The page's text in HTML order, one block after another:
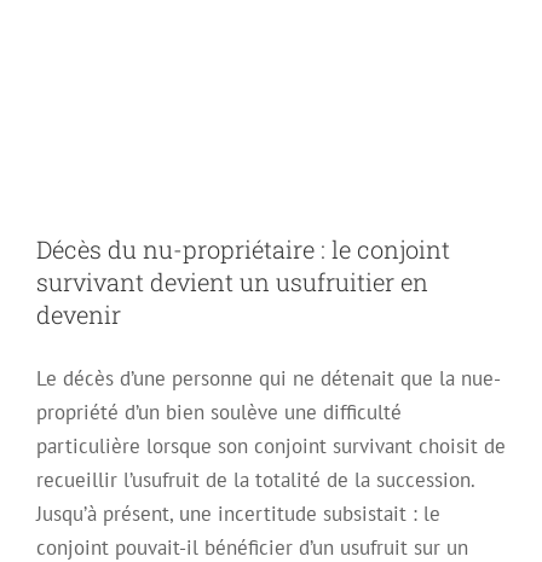
devenir
Décès du nu-propriétaire : le conjoint
survivant devient un usufruitier en
devenir
Le décès d’une personne qui ne détenait que la nue-
propriété d’un bien soulève une difficulté
particulière lorsque son conjoint survivant choisit de
recueillir l’usufruit de la totalité de la succession.
Jusqu’à présent, une incertitude subsistait : le
conjoint pouvait-il bénéficier d’un usufruit sur un